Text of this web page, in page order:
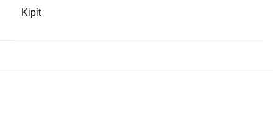
Kipit